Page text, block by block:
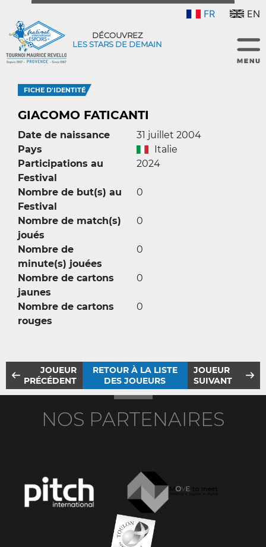
FR EN
DÉCOUVREZ
LES STARS DE DEMAIN
FICHE D'IDENTITÉ
GIACOMO FATICANTI
Date de naissance
31 juillet 2004
Pays
Italie
Participations au
Festival
2024
Nombre de but(s) au
Festival
0
Nombre de match(s)
joués
0
Nombre de
minute(s) jouées
0
Nombre de cartons
jaunes
0
Nombre de cartons
rouges
0
JOUEUR
PRÉCÉDENT
RETOUR À LA LISTE
DES JOUEURS
JOUEUR
SUIVANT
NOS PARTENAIRES